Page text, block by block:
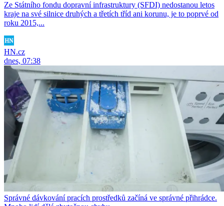
Ze Státního fondu dopravní infrastruktury (SFDI) nedostanou letos
kraje na své silnice druhých a třetích tříd ani korunu, je to poprvé od
roku 2015,...
HN.cz
dnes, 07:38
Správné dávkování pracích prostředků začíná ve správné přihrádce.